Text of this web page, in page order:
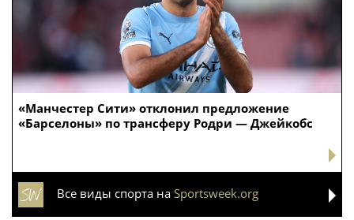
«Манчестер Сити» отклонил предложение
«Барселоны» по трансферу Родри — Джейкобс
Все виды спорта на Sportsweek.org